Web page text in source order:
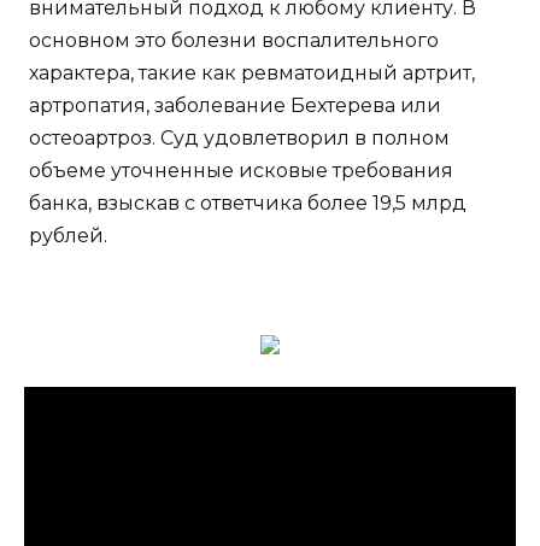
внимательный подход к любому клиенту. В
основном это болезни воспалительного
характера, такие как ревматоидный артрит,
артропатия, заболевание Бехтерева или
остеоартроз. Суд удовлетворил в полном
объеме уточненные исковые требования
банка, взыскав с ответчика более 19,5 млрд
рублей.